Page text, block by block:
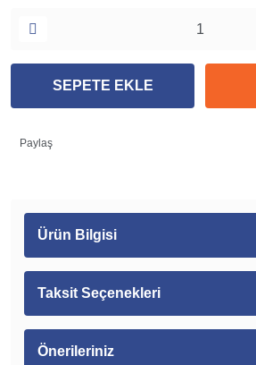
SEPETE EKLE
Paylaş
Ürün Bilgisi
Taksit Seçenekleri
Önerileriniz